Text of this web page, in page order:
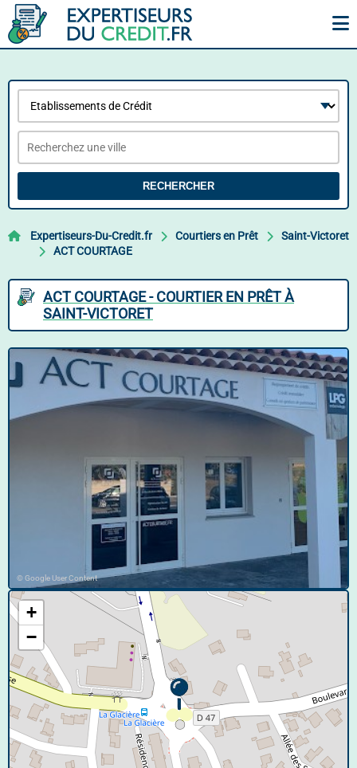
RECHERCHER
Expertiseurs-Du-Credit.fr Courtiers en Prêt
Saint-Victoret
ACT COURTAGE
ACT COURTAGE - COURTIER EN PRÊT À
SAINT-VICTORET
© Google User Content
+
−